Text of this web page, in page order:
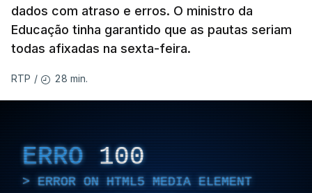
dados com atraso e erros. O ministro da
Educação tinha garantido que as pautas seriam
todas afixadas na sexta-feira.
RTP / 28 min.
ERRO 100
ERROR ON HTML5 MEDIA ELEMENT